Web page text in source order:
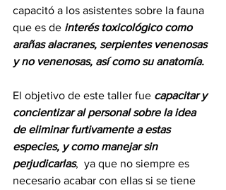
capacitó a los asistentes sobre la fauna
que es de interés toxicológico como
arañas alacranes, serpientes venenosas
y no venenosas, así como su anatomía.
El objetivo de este taller fue capacitar y
concientizar al personal sobre la idea
de eliminar furtivamente a estas
especies, y como manejar sin
perjudicarlas,  ya que no siempre es
necesario acabar con ellas si se tiene